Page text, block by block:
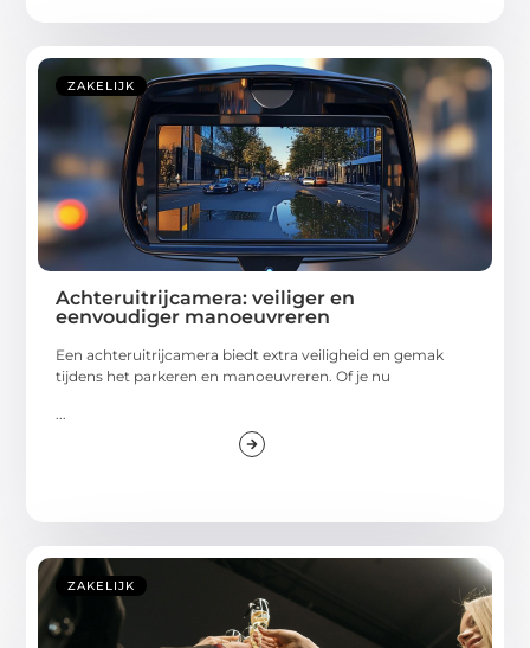
ZAKELIJK
Achteruitrijcamera: veiliger en
eenvoudiger manoeuvreren
Een achteruitrijcamera biedt extra veiligheid en gemak
tijdens het parkeren en manoeuvreren. Of je nu
...
ZAKELIJK